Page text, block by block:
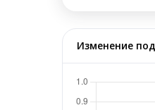
Изменение